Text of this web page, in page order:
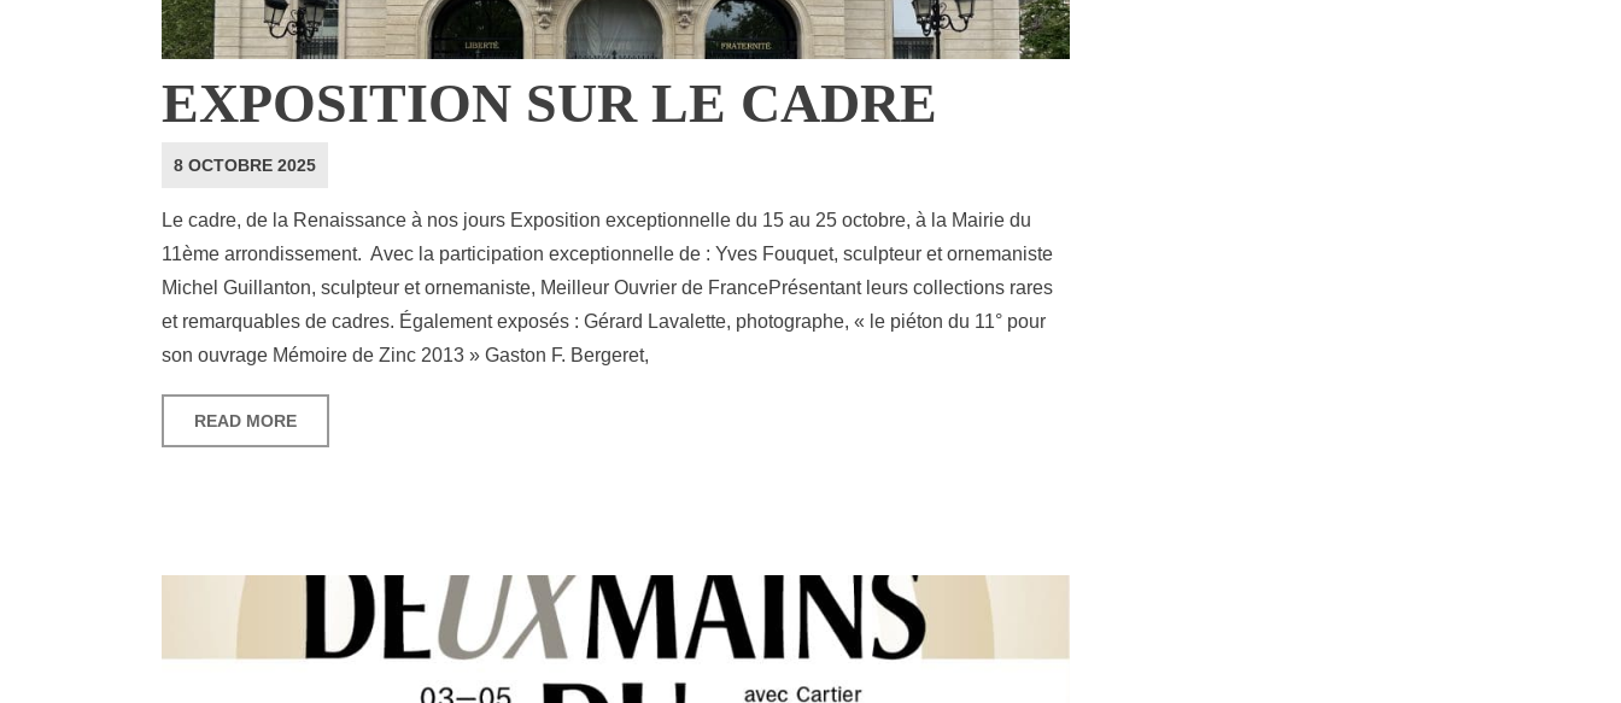
EXPOSITION SUR LE CADRE
8 OCTOBRE 2025
Le cadre, de la Renaissance à nos jours Exposition exceptionnelle du 15 au 25 octobre, à la Mairie du
11ème arrondissement. Avec la participation exceptionnelle de : Yves Fouquet, sculpteur et ornemaniste
Michel Guillanton, sculpteur et ornemaniste, Meilleur Ouvrier de FrancePrésentant leurs collections rares
et remarquables de cadres. Également exposés : Gérard Lavalette, photographe, « le piéton du 11° pour
son ouvrage Mémoire de Zinc 2013 » Gaston F. Bergeret,
READ MORE